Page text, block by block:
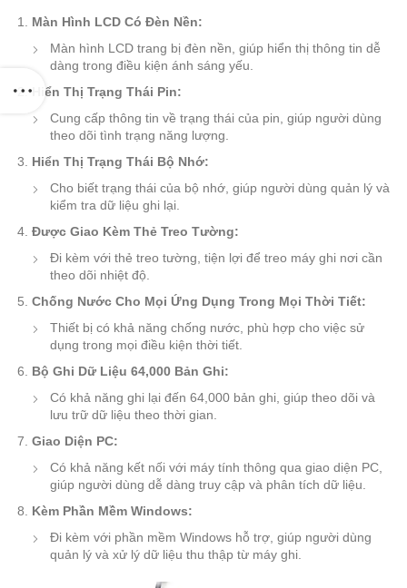
Màn Hình LCD Có Đèn Nền:
Màn hình LCD trang bị đèn nền, giúp hiển thị thông tin dễ
dàng trong điều kiện ánh sáng yếu.
Hiển Thị Trạng Thái Pin:
Cung cấp thông tin về trạng thái của pin, giúp người dùng
theo dõi tình trạng năng lượng.
Hiển Thị Trạng Thái Bộ Nhớ:
Cho biết trạng thái của bộ nhớ, giúp người dùng quản lý và
kiểm tra dữ liệu ghi lại.
Được Giao Kèm Thẻ Treo Tường:
Đi kèm với thẻ treo tường, tiện lợi để treo máy ghi nơi cần
theo dõi nhiệt độ.
Chống Nước Cho Mọi Ứng Dụng Trong Mọi Thời Tiết:
Thiết bị có khả năng chống nước, phù hợp cho việc sử
dụng trong mọi điều kiện thời tiết.
Bộ Ghi Dữ Liệu 64,000 Bản Ghi:
Có khả năng ghi lại đến 64,000 bản ghi, giúp theo dõi và
lưu trữ dữ liệu theo thời gian.
Giao Diện PC:
Có khả năng kết nối với máy tính thông qua giao diện PC,
giúp người dùng dễ dàng truy cập và phân tích dữ liệu.
Kèm Phần Mềm Windows:
Đi kèm với phần mềm Windows hỗ trợ, giúp người dùng
quản lý và xử lý dữ liệu thu thập từ máy ghi.